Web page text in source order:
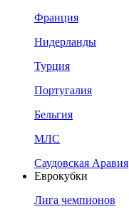
Франция
Нидерланды
Турция
Португалия
Бельгия
МЛС
Саудовская Аравия
Еврокубки
Лига чемпионов